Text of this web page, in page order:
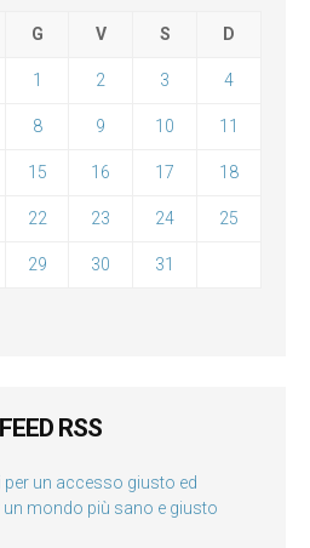
G V S D
1 2 3 4
8 9 10 11
15 16 17 18
22 23 24 25
29 30 31
FEED RSS
per un accesso giusto ed
un mondo più sano e giusto